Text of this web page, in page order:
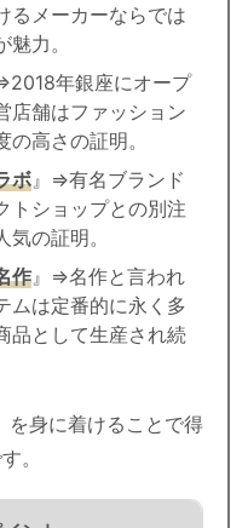
るメーカーならでは
力。
年銀座にオープ
店舗はファッション
高さの証明。
ボ』⇒有名ブランド
トショップとの別注
の証明。
作』⇒名作と言われ
ムは定番的に永く多
品として生産され続
を身に着けることで得
。